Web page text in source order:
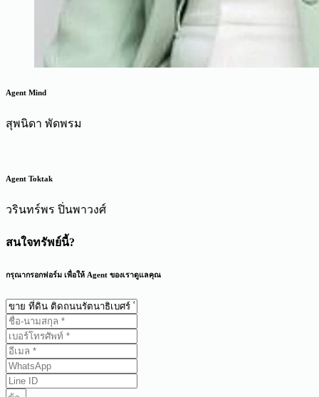
Agent Mind
สุพนิดา พัดพรม
Agent Toktak
วรินทร์พร ปิ่นพาวงศ์
สนใจทรัพย์นี้?
กรุณากรอกฟอร์ม เพื่อให้ Agent ของเราดูแลคุณ